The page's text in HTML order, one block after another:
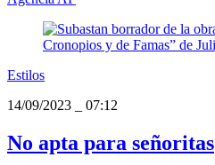
Estilos
14/09/2023
07:12
No apta para señoritas